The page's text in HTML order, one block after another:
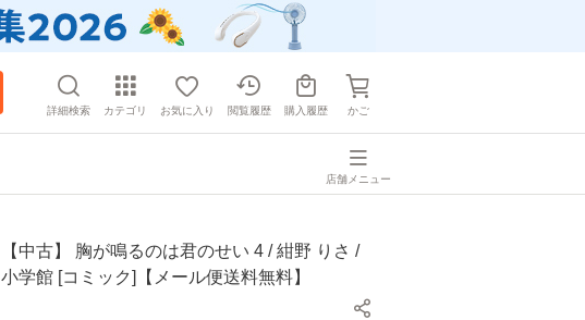
詳細検索 カテゴリ お気に入り 閲覧履歴 購入履歴 かご
店舗メニュー
【中古】 胸が鳴るのは君のせい 4 / 紺野 りさ /
小学館 [コミック]【メール便送料無料】